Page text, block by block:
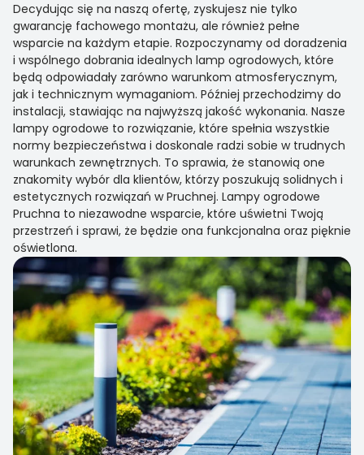
Decydując się na naszą ofertę, zyskujesz nie tylko
gwarancję fachowego montażu, ale również pełne
wsparcie na każdym etapie. Rozpoczynamy od doradzenia
i wspólnego dobrania idealnych lamp ogrodowych, które
będą odpowiadały zarówno warunkom atmosferycznym,
jak i technicznym wymaganiom. Później przechodzimy do
instalacji, stawiając na najwyższą jakość wykonania. Nasze
lampy ogrodowe to rozwiązanie, które spełnia wszystkie
normy bezpieczeństwa i doskonale radzi sobie w trudnych
warunkach zewnętrznych. To sprawia, że stanowią one
znakomity wybór dla klientów, którzy poszukują solidnych i
estetycznych rozwiązań w Pruchnej. Lampy ogrodowe
Pruchna to niezawodne wsparcie, które uświetni Twoją
przestrzeń i sprawi, że będzie ona funkcjonalna oraz pięknie
oświetlona.